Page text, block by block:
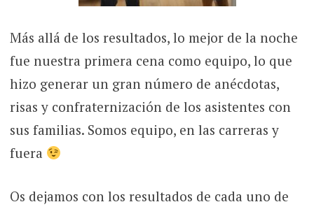
Más allá de los resultados, lo mejor de la noche
fue nuestra primera cena como equipo, lo que
hizo generar un gran número de anécdotas,
risas y confraternización de los asistentes con
sus familias. Somos equipo, en las carreras y
fuera
Os dejamos con los resultados de cada uno de